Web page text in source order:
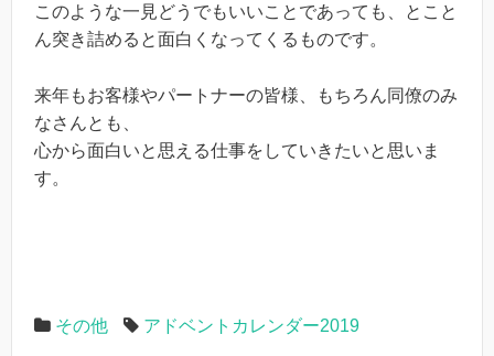
このような一見どうでもいいことであっても、とこと
ん突き詰めると面白くなってくるものです。
来年もお客様やパートナーの皆様、もちろん同僚のみ
なさんとも、
心から面白いと思える仕事をしていきたいと思いま
す。
その他 アドベントカレンダー2019